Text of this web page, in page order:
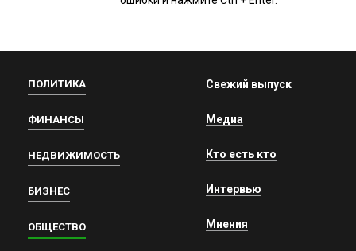
ПОЛИТИКА
ФИНАНСЫ
НЕДВИЖИМОСТЬ
БИЗНЕС
ОБЩЕСТВО
Свежий выпуск
Медиа
Кто есть кто
Интервью
Мнения